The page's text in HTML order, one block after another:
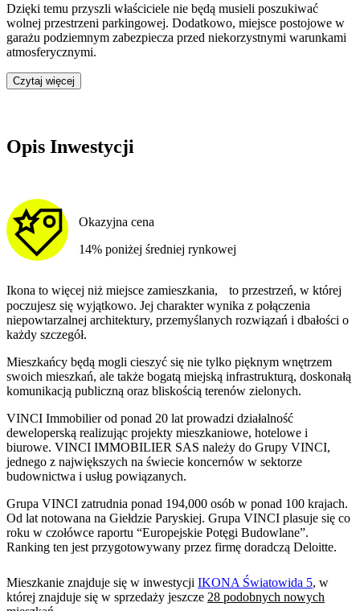
Dzięki temu przyszli właściciele nie będą musieli poszukiwać
wolnej przestrzeni parkingowej. Dodatkowo, miejsce postojowe w
garażu podziemnym zabezpiecza przed niekorzystnymi warunkami
atmosferycznymi.
Czytaj więcej
Opis Inwestycji
Okazyjna cena
14% poniżej średniej rynkowej
Ikona to więcej niż miejsce zamieszkania, to przestrzeń, w której
poczujesz się wyjątkowo. Jej charakter wynika z połączenia
niepowtarzalnej architektury, przemyślanych rozwiązań i dbałości o
każdy szczegół.
Mieszkańcy będą mogli cieszyć się nie tylko pięknym wnętrzem
swoich mieszkań, ale także bogatą miejską infrastrukturą, doskonałą
komunikacją publiczną oraz bliskością terenów zielonych.
VINCI Immobilier od ponad 20 lat prowadzi działalność
deweloperską realizując projekty mieszkaniowe, hotelowe i
biurowe. VINCI IMMOBILIER SAS należy do Grupy VINCI,
jednego z największych na świecie koncernów w sektorze
budownictwa i usług powiązanych.
Grupa VINCI zatrudnia ponad 194,000 osób w ponad 100 krajach.
Od lat notowana na Giełdzie Paryskiej. Grupa VINCI plasuje się co
roku w czołówce raportu “Europejskie Potęgi Budowlane”.
Ranking ten jest przygotowywany przez firmę doradczą Deloitte.
Mieszkanie znajduje się w inwestycji IKONA Światowida 5, w
której znajduje się w sprzedaży jeszcze 28 podobnych nowych